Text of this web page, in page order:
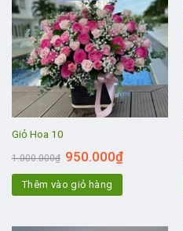
Giỏ Hoa 10
1.000.000₫ 950.000₫
Thêm vào giỏ hàng